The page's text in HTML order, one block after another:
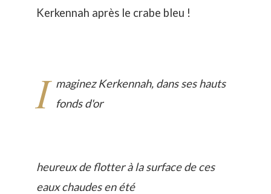
Kerkennah après le crabe bleu !
I maginez Kerkennah, dans ses hauts
fonds d'or
heureux de flotter à la surface de ces
eaux chaudes en été